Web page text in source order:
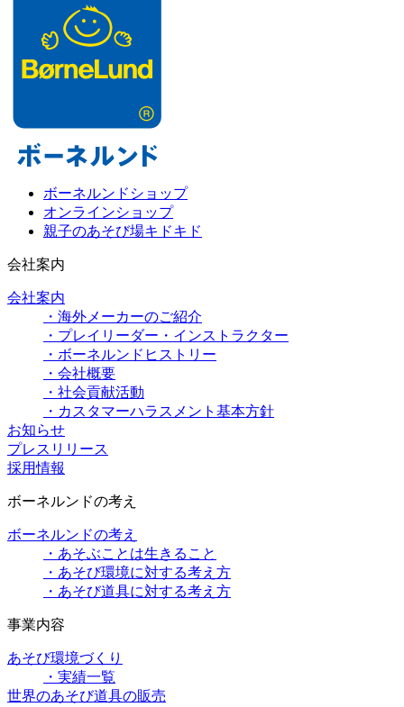
ボーネルンドショップ
オンラインショップ
親子のあそび場キドキド
会社案内
会社案内
・海外メーカーのご紹介
・プレイリーダー・インストラクター
・ボーネルンドヒストリー
・会社概要
・社会貢献活動
・カスタマーハラスメント基本方針
お知らせ
プレスリリース
採用情報
ボーネルンドの考え
ボーネルンドの考え
・あそぶことは生きること
・あそび環境に対する考え方
・あそび道具に対する考え方
事業内容
あそび環境づくり
・実績一覧
世界のあそび道具の販売